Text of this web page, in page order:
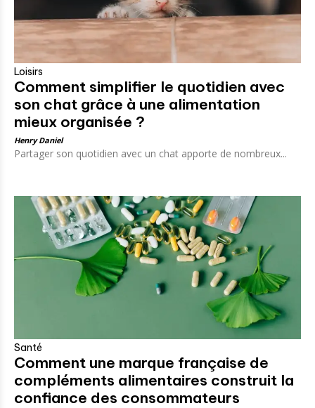
Loisirs
Comment simplifier le quotidien avec
son chat grâce à une alimentation
mieux organisée ?
Henry Daniel
Partager son quotidien avec un chat apporte de nombreux...
Santé
Comment une marque française de
compléments alimentaires construit la
confiance des consommateurs